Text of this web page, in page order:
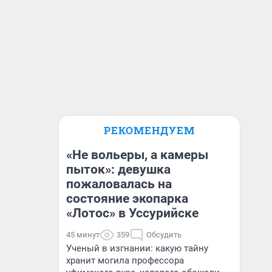
РЕКОМЕНДУЕМ
«Не вольеры, а камеры
пыток»: девушка
пожаловалась на
состояние экопарка
«Лотос» в Уссурийске
45 минут 359 Обсудить
Ученый в изгнании: какую тайну
хранит могила профессора